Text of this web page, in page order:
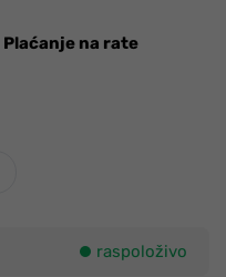
Plaćanje na rate
raspoloživo